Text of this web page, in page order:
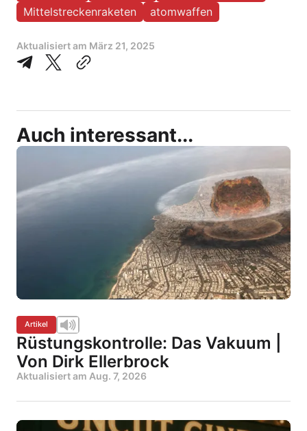
Mittelstreckenraketen
atomwaffen
Aktualisiert am März 21, 2025
Auch interessant...
Artikel
Rüstungskontrolle: Das Vakuum |
Von Dirk Ellerbrock
Aktualisiert am Aug. 7, 2026